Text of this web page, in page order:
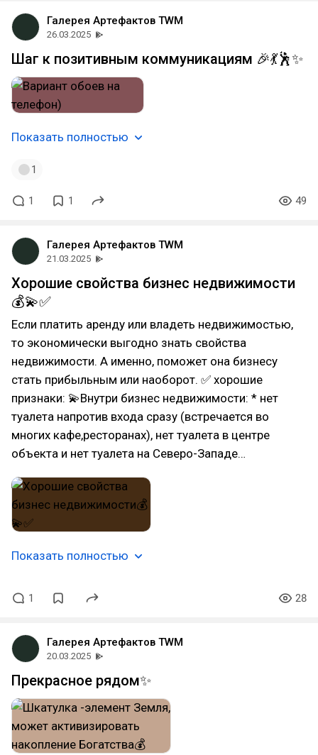
Галерея Артефактов TWM
26.03.2025
Шаг к позитивным коммуникациям 🎉💃🕺✨
Показать полностью
1
1 1 49
Галерея Артефактов TWM
21.03.2025
Хорошие свойства бизнес недвижимости
💰💫✅
Если платить аренду или владеть недвижимостью,
то экономически выгодно знать свойства
недвижимости. А именно, поможет она бизнесу
стать прибыльным или наоборот. ✅ хорошие
признаки: 💫Внутри бизнес недвижимости: * нет
туалета напротив входа сразу (встречается во
многих кафе,ресторанах), нет туалета в центре
объекта и нет туалета на Северо-Западе…
Показать полностью
1 28
Галерея Артефактов TWM
20.03.2025
Прекрасное рядом✨